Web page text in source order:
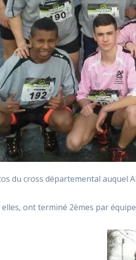
du cross départemental auquel
elles, ont terminé 2èmes par